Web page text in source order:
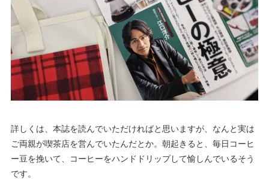
詳しくは、本誌を読んでいただければと思いますが、なんと実は
ご両親が喫茶店を営んでいたんだとか。朝起きると、毎日コーヒ
ー豆を挽いて、コーヒーをハンドドリップして愉しんでいるそう
です。